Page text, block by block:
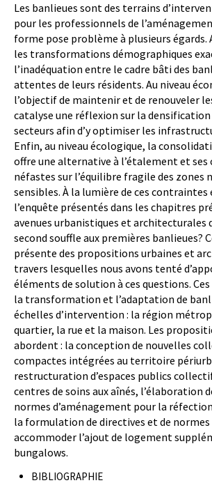
Les banlieues sont des terrains
pour les professionnels de
forme pose problème à plusieurs égards.
les transformations démographiques
l’inadéquation entre le cadre bâti des
attentes de leurs résidents. Au niveau
l’objectif de maintenir et de renouveler
catalyse une réflexion sur la densification
secteurs afin d’y optimiser les
Enfin, au niveau écologique, la
offre une alternative à l’étalement et ses
néfastes sur l’équilibre fragile des zones
sensibles. À la lumière de ces
l’enquête présentés dans les chapitres
avenues urbanistiques et architecturales
second souffle aux premières banlieues?
présente des propositions urbaines et
travers lesquelles nous avons tenté
éléments de solution à ces questions.
la transformation et l’adaptation de
échelles d’intervention : la région
quartier, la rue et la maison. Les
abordent : la conception de nouvelles
compactes intégrées au territoire
restructuration d’espaces publics
centres de soins aux aînés, l’élaboration
normes d’aménagement pour la
la formulation de directives et de
accommoder l’ajout de logement
bungalows.
BIBLIOGRAPHIE